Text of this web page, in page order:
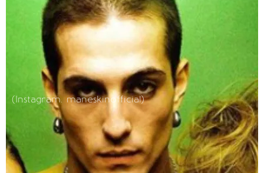
(Instagram. maneskinofficial)